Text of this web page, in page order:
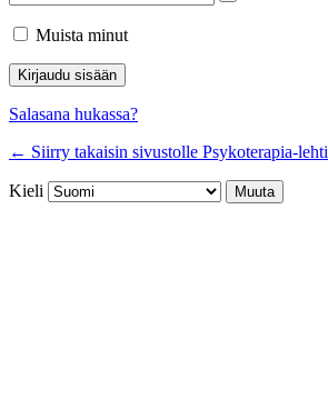
Muista minut
Salasana hukassa?
← Siirry takaisin sivustolle Psykoterapia-lehti
Kieli